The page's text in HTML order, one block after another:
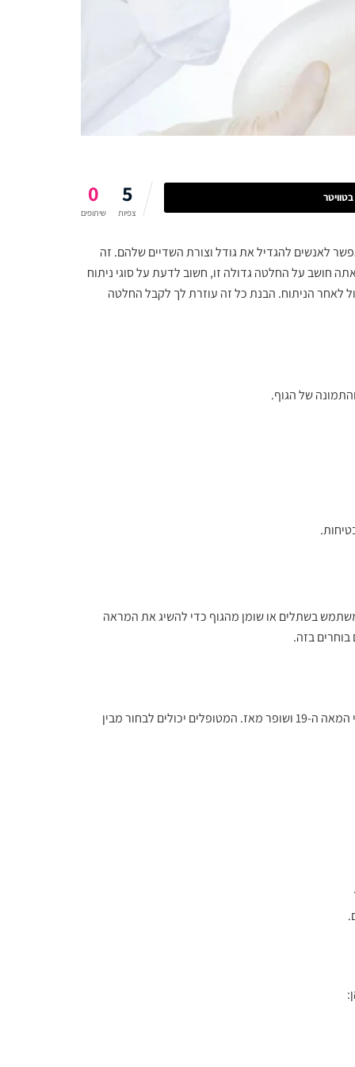
0
שיתופים
5
צפיות
לאנשים להגדיל את גודל וצורת השדיים שלהם. זה
חושב על החלטה גדולה זו, חשוב לדעת על סוגי ניתוח
לאחר הניתוח. הבנת כל זה עוזרת לך לקבל החלטה
של הגוף.
בשתלים או שומן מהגוף כדי להשיג את המראה
בזה.
גידול השד מגביר את נפח השד למראה מלא יותר. הוא קיים מאז שלהי המאה ה-19 ושופר מאז. המטופלים יכולים לבחור מבין